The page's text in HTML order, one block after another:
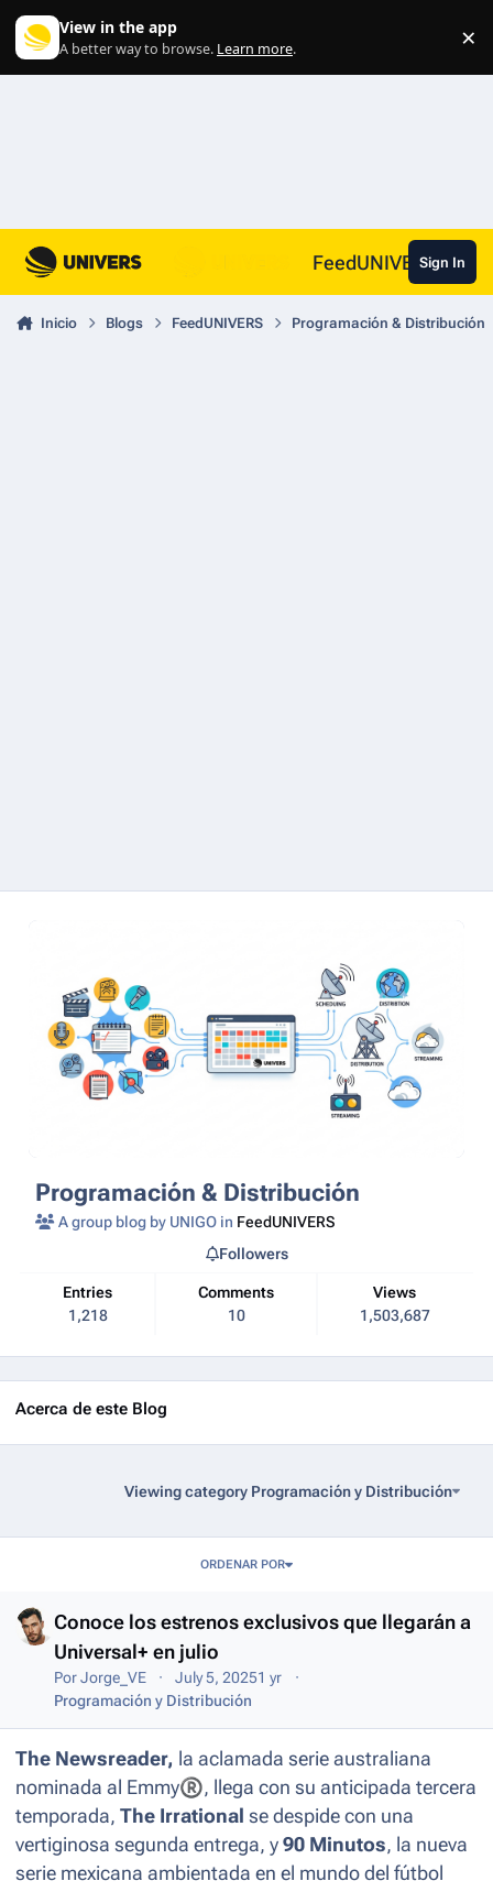
View in the app
A better way to browse. Learn more. ×
FeedUNIVERSSign In
Inicio Blogs FeedUNIVERS Programación & Distribución
Programación & Distribución
A group blog by UNIGO in FeedUNIVERS
Entries
1,218
Comments
10
Views
1,503,687
Followers
Acerca de este Blog
Viewing category Programación y Distribución
ORDENAR POR
Conoce los estrenos exclusivos que llegarán a
Universal+ en julio
PorJorge_VE July 5, 20251 yr
Programación y Distribución
The Newsreader, la aclamada serie australiana
nominada al Emmy®, llega con su anticipada tercera
temporada, The Irrational se despide con una
vertiginosa segunda entrega, y 90 Minutos, la nueva
serie mexicana ambientada en el mundo del fútbol